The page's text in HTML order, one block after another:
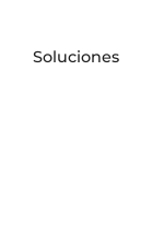
Soluciones